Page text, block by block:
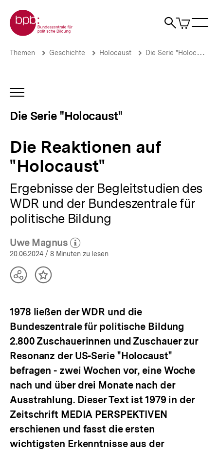
zum
Seiteninhalt
springen
Zur Startseite der bpb
Suche
Artikel
im
Die
Die
Serie
"Holocaust"
Brotkrümelnavigation
Pfadnavigation
Themen Geschichte Holocaust Die Serie "Holocaust"
INHALTSNAVIGATION
Die Serie "Holocaust"
Die Reaktionen auf
"Holocaust"
Ergebnisse der Begleitstudien des
WDR und der Bundeszentrale für
politische Bildung
Uwe Magnus
(Mehr zum Autor)
öffnen
20.06.2024 / 8 Minuten zu lesen
TeilenInhalt
1978 ließen der WDR und die
Bundeszentrale für politische Bildung
2.800 Zuschauerinnen und Zuschauer zur
Resonanz der US-Serie "Holocaust"
befragen - zwei Wochen vor, eine Woche
nach und über drei Monate nach der
Ausstrahlung. Dieser Text ist 1979 in der
Zeitschrift MEDIA PERSPEKTIVEN
erschienen und fasst die ersten
wichtigsten Erkenntnisse aus der